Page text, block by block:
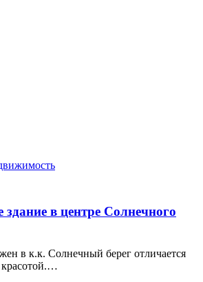
в центре Солнечного
в к.к. Солнечный берег отличается